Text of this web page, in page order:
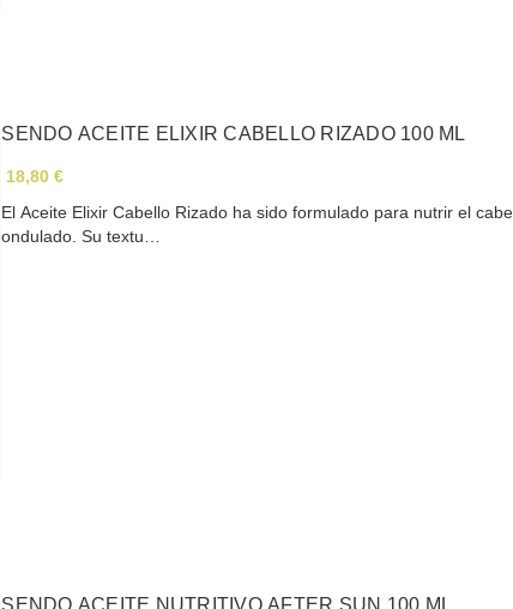
SENDO ACEITE ELIXIR CABELLO RIZADO 100 ML
18,80 €
El Aceite Elixir Cabello Rizado ha sido formulado para nutrir el
ondulado. Su textu…
SENDO ACEITE NUTRITIVO AFTER SUN 100 ML